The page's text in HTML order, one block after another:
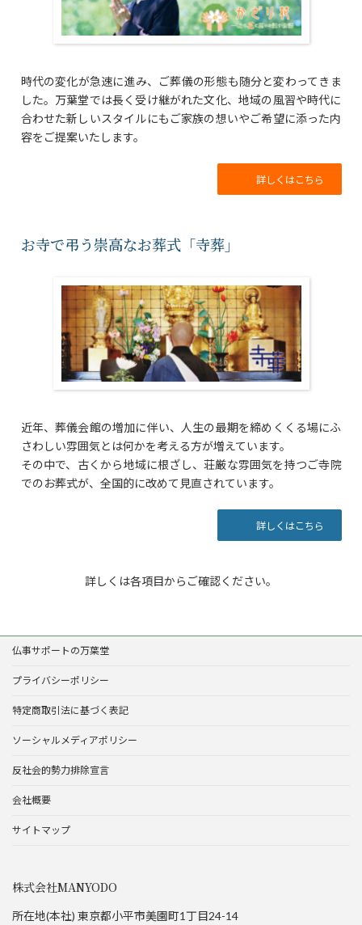
時代の変化が急速に進み、ご葬儀の形態も随分と変わってきま
した。万葉堂では長く受け継がれた文化、地域の風習や時代に
合わせた新しいスタイルにもご家族の想いやご希望に添った内
容をご提案いたします。
詳しくはこちら
お寺で弔う崇高なお葬式「寺葬」
近年、葬儀会館の増加に伴い、人生の最期を締めくくる場にふ
さわしい雰囲気とは何かを考える方が増えています。
その中で、古くから地域に根ざし、荘厳な雰囲気を持つご寺院
でのお葬式が、全国的に改めて見直されています。
詳しくはこちら
詳しくは各項目からご確認ください。
仏事サポートの万葉堂
プライバシーポリシー
特定商取引法に基づく表記
ソーシャルメディアポリシー
反社会的勢力排除宣言
会社概要
サイトマップ
株式会社MANYODO
所在地(本社) 東京都小平市美園町1丁目24-14